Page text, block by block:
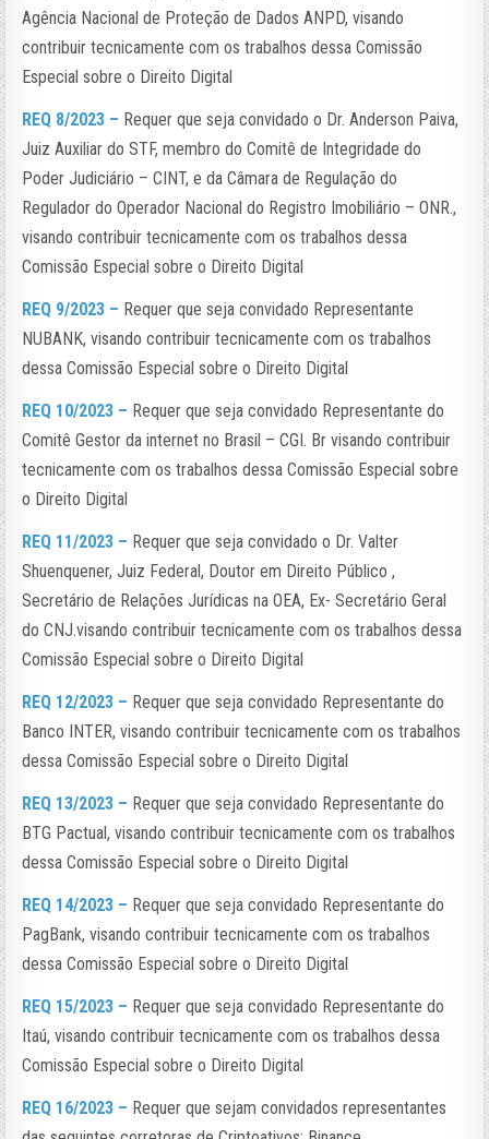
Agência Nacional de Proteção de Dados ANPD, visando
contribuir tecnicamente com os trabalhos dessa Comissão
Especial sobre o Direito Digital
REQ 8/2023 – Requer que seja convidado o Dr. Anderson Paiva,
Juiz Auxiliar do STF, membro do Comitê de Integridade do
Poder Judiciário – CINT, e da Câmara de Regulação do
Regulador do Operador Nacional do Registro Imobiliário – ONR.,
visando contribuir tecnicamente com os trabalhos dessa
Comissão Especial sobre o Direito Digital
REQ 9/2023 – Requer que seja convidado Representante
NUBANK, visando contribuir tecnicamente com os trabalhos
dessa Comissão Especial sobre o Direito Digital
REQ 10/2023 – Requer que seja convidado Representante do
Comitê Gestor da internet no Brasil – CGI. Br visando contribuir
tecnicamente com os trabalhos dessa Comissão Especial sobre
o Direito Digital
REQ 11/2023 – Requer que seja convidado o Dr. Valter
Shuenquener, Juiz Federal, Doutor em Direito Público ,
Secretário de Relações Jurídicas na OEA, Ex- Secretário Geral
do CNJ.visando contribuir tecnicamente com os trabalhos dessa
Comissão Especial sobre o Direito Digital
REQ 12/2023 – Requer que seja convidado Representante do
Banco INTER, visando contribuir tecnicamente com os trabalhos
dessa Comissão Especial sobre o Direito Digital
REQ 13/2023 – Requer que seja convidado Representante do
BTG Pactual, visando contribuir tecnicamente com os trabalhos
dessa Comissão Especial sobre o Direito Digital
REQ 14/2023 – Requer que seja convidado Representante do
PagBank, visando contribuir tecnicamente com os trabalhos
dessa Comissão Especial sobre o Direito Digital
REQ 15/2023 – Requer que seja convidado Representante do
Itaú, visando contribuir tecnicamente com os trabalhos dessa
Comissão Especial sobre o Direito Digital
REQ 16/2023 – Requer que sejam convidados representantes